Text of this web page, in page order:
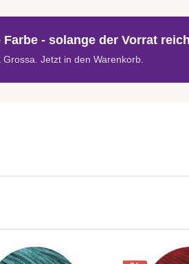
- solange der Vorrat
Jetzt in den Warenkorb.